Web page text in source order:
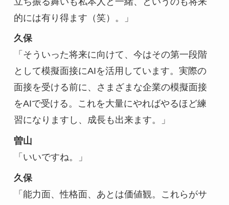
的には有り得ます（笑）。」
久保
「そういった将来に向けて、今はその第一段階
として模擬面接にAIを活用しています。実際の
面接を受ける前に、さまざまな企業の模擬面接
をAIで受ける。これを大量にやればやるほど練
習になりますし、成長も出来ます。」
曽山
「いいですね。」
久保
「能力面、性格面、あとは価値観。これらがサ